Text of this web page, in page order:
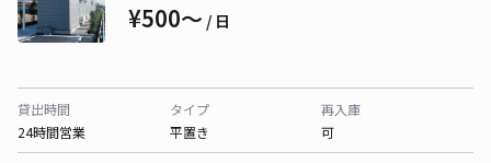
¥500〜 / 日
貸出時間
24時間営業
タイプ
平置き
再入庫
可